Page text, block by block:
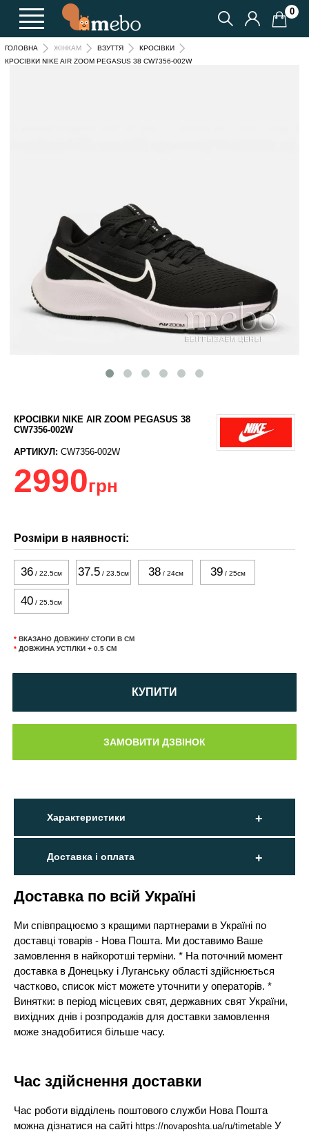
0
ГОЛОВНА ЖІНКАМ ВЗУТТЯ
КРОСІВКИ
КРОСІВКИ NIKE AIR ZOOM PEGASUS 38 CW7356-002W
КРОСІВКИ NIKE AIR ZOOM PEGASUS 38
CW7356-002W
АРТИКУЛ: CW7356-002W
2990грн
Розміри в наявності:
36 / 22.5см 37.5 / 23.5см 38/ 24см 39/ 25см
40 / 25.5см
* ВКАЗАНО ДОВЖИНУ СТОПИ В СМ
* ДОВЖИНА УСТІЛКИ + 0.5 СМ
КУПИТИ
Характеристики
Доставка і оплата
Доставка по всій Україні
Ми співпрацюємо з кращими партнерами в Україні по
доставці товарів - Нова Пошта. Ми доставимо Ваше
замовлення в найкоротші терміни. * На поточний момент
доставка в Донецьку і Луганську області здійснюється
частково, список міст можете уточнити у операторів. *
Винятки: в період місцевих свят, державних свят України,
вихідних днів і розпродажів для доставки замовлення
може знадобитися більше часу.
Час здійснення доставки
Час роботи відділень поштового служби Нова Пошта
можна дізнатися на сайтіhttps://novaposhta.ua/ru/timetable У